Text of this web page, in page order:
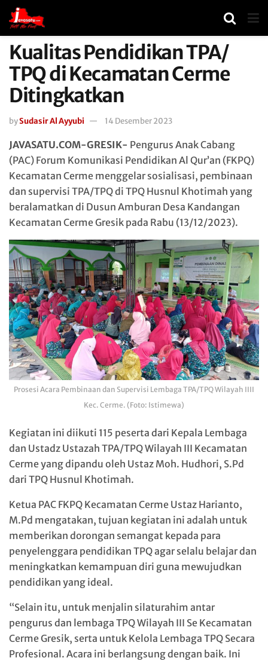
Kualitas Pendidikan TPA/
TPQ di Kecamatan Cerme
Ditingkatkan
bySudasir Al Ayyubi 14 Desember 2023
JAVASATU.COM-GRESIK- Pengurus Anak Cabang
(PAC) Forum Komunikasi Pendidikan Al Qur’an (FKPQ)
Kecamatan Cerme menggelar sosialisasi, pembinaan
dan supervisi TPA/TPQ di TPQ Husnul Khotimah yang
beralamatkan di Dusun Amburan Desa Kandangan
Kecamatan Cerme Gresik pada Rabu (13/12/2023).
Prosesi Acara Pembinaan dan Supervisi Lembaga TPA/TPQ Wilayah IIII
Kec. Cerme. (Foto: Istimewa)
Kegiatan ini diikuti 115 peserta dari Kepala Lembaga
dan Ustadz Ustazah TPA/TPQ Wilayah III Kecamatan
Cerme yang dipandu oleh Ustaz Moh. Hudhori, S.Pd
dari TPQ Husnul Khotimah.
Ketua PAC FKPQ Kecamatan Cerme Ustaz Harianto,
M.Pd mengatakan, tujuan kegiatan ini adalah untuk
memberikan dorongan semangat kepada para
penyelenggara pendidikan TPQ agar selalu belajar dan
meningkatkan kemampuan diri guna mewujudkan
pendidikan yang ideal.
“Selain itu, untuk menjalin silaturahim antar
pengurus dan lembaga TPQ Wilayah III Se Kecamatan
Cerme Gresik, serta untuk Kelola Lembaga TPQ Secara
Profesional. Acara ini berlangsung dengan baik. Ini